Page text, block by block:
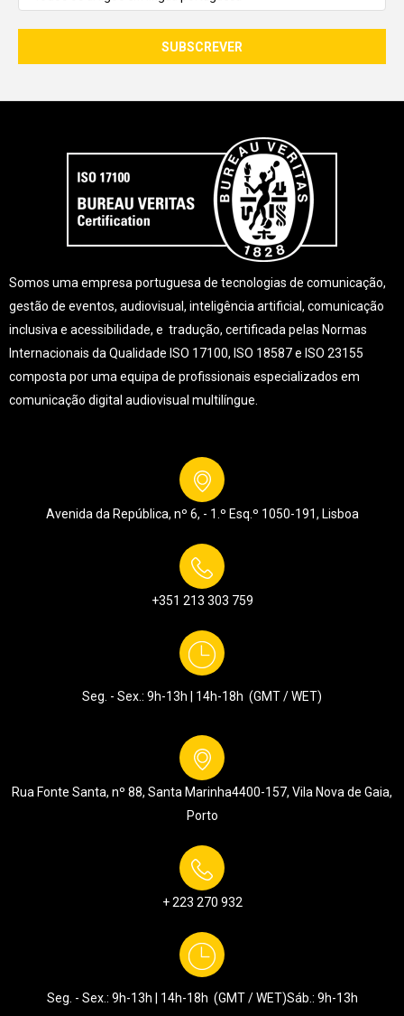
Somos uma empresa portuguesa de tecnologias de comunicação,
gestão de eventos, audiovisual, inteligência artificial, comunicação
inclusiva e acessibilidade, e tradução, certificada pelas Normas
Internacionais da Qualidade ISO 17100, ISO 18587 e ISO 23155
composta por uma equipa de profissionais especializados em
comunicação digital audiovisual multilíngue.
Avenida da República, nº 6, - 1.º Esq.º 1050-191, Lisboa
+351 213 303 759
Seg. - Sex.: 9h-13h | 14h-18h (GMT / WET)
Rua Fonte Santa, nº 88, Santa Marinha4400-157, Vila Nova de Gaia,
Porto
+ 223 270 932
Seg. - Sex.: 9h-13h | 14h-18h (GMT / WET)Sáb.: 9h-13h